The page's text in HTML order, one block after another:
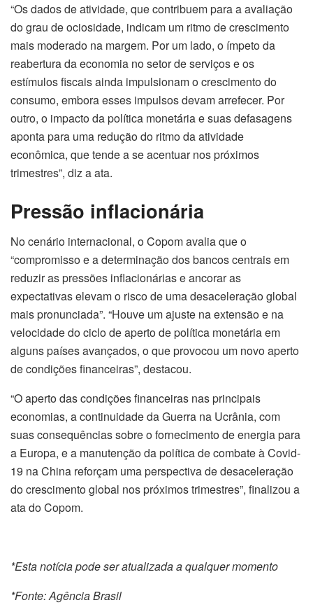
“Os dados de atividade, que contribuem para a avaliação
do grau de ociosidade, indicam um ritmo de crescimento
mais moderado na margem. Por um lado, o ímpeto da
reabertura da economia no setor de serviços e os
estímulos fiscais ainda impulsionam o crescimento do
consumo, embora esses impulsos devam arrefecer. Por
outro, o impacto da política monetária e suas defasagens
aponta para uma redução do ritmo da atividade
econômica, que tende a se acentuar nos próximos
trimestres”, diz a ata.
Pressão inflacionária
No cenário internacional, o Copom avalia que o
“compromisso e a determinação dos bancos centrais em
reduzir as pressões inflacionárias e ancorar as
expectativas elevam o risco de uma desaceleração global
mais pronunciada”. “Houve um ajuste na extensão e na
velocidade do ciclo de aperto de política monetária em
alguns países avançados, o que provocou um novo aperto
de condições financeiras”, destacou.
“O aperto das condições financeiras nas principais
economias, a continuidade da Guerra na Ucrânia, com
suas consequências sobre o fornecimento de energia para
a Europa, e a manutenção da política de combate à Covid-
19 na China reforçam uma perspectiva de desaceleração
do crescimento global nos próximos trimestres”, finalizou a
ata do Copom.
*Esta notícia pode ser atualizada a qualquer momento
*Fonte: Agência Brasil